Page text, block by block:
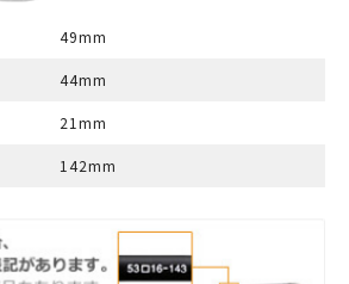
49mm
44mm
21mm
142mm